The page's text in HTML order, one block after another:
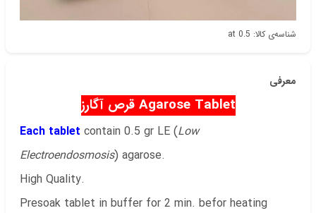
شناسه‌ی کالا: at 0.5
معرفی
Agarose Tablet قرص آگارز
Each tablet contain 0.5 gr LE (Low
Electroendosmosis) agarose.
High Quality.
Presoak tablet in buffer for 2 min. befor heating